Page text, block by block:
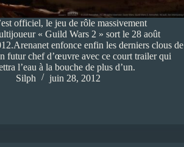
officiel, le jeu de rôle massivement
« Guild Wars 2 » sort le 28 août
enfonce enfin les derniers clous de
futur chef d’œuvre avec ce court trailer qui
l’eau à la bouche de plus d’un.
Silph
juin 28, 2012